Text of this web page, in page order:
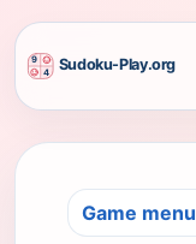
ミニ数独
Game menu